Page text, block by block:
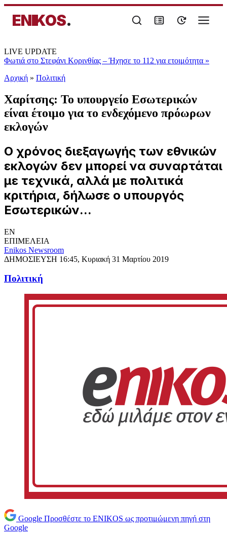
ENIKOS.
LIVE UPDATE
Φωτιά στο Στεφάνι Κορινθίας – Ήχησε το 112 για ετοιμότητα »
Αρχική » Πολιτική
Χαρίτσης: Το υπουργείο Εσωτερικών
είναι έτοιμο για το ενδεχόμενο πρόωρων
εκλογών
Ο χρόνος διεξαγωγής των εθνικών
εκλογών δεν μπορεί να συναρτάται
με τεχνικά, αλλά με πολιτικά
κριτήρια, δήλωσε ο υπουργός
Εσωτερικών...
EN
ΕΠΙΜΕΛΕΙΑ
Enikos Newsroom
ΔΗΜΟΣΙΕΥΣΗ 16:45, Κυριακή 31 Μαρτίου 2019
Πολιτική
Google Προσθέστε το ENIKOS ως προτιμώμενη πηγή στη
Google